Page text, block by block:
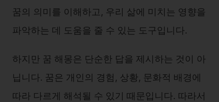
꿈의 의미를 이해하고, 우리 삶에 미치는 영향을
파악하는 데 도움을 줄 수 있는 도구입니다.
하지만 꿈 해몽은 단순한 답을 제시하는 것이 아
닙니다. 꿈은 개인의 경험, 상황, 문화적 배경에
따라 다르게 해석될 수 있기 때문입니다. 따라서